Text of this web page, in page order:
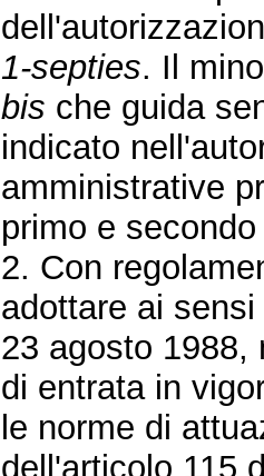
1-septies. Il
bis che guida
indicato
amministrative
primo e
2. Con
adottare ai
23 agosto 1988,
di entrata in
le norme di
dell'articolo 115